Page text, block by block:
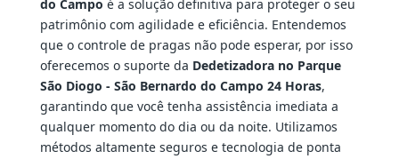
do Campo é a solução definitiva para proteger o seu
patrimônio com agilidade e eficiência. Entendemos
que o controle de pragas não pode esperar, por isso
oferecemos o suporte da Dedetizadora no Parque
São Diogo - São Bernardo do Campo 24 Horas,
garantindo que você tenha assistência imediata a
qualquer momento do dia ou da noite. Utilizamos
métodos altamente seguros e tecnologia de ponta